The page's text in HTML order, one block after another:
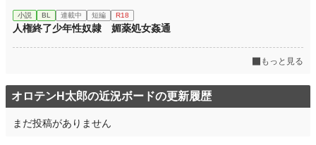
小説 BL 連載中 短編 R18
人権終了少年性奴隷 媚薬処女姦通
もっと見る
オロテンH太郎の近況ボードの更新履歴
まだ投稿がありません